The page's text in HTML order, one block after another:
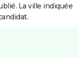
La ville indiquée